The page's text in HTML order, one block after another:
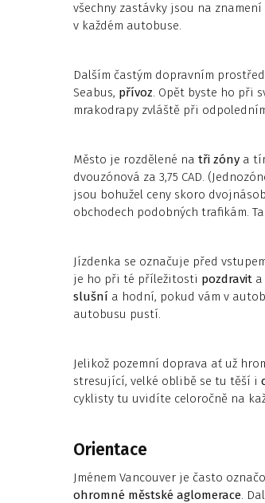
všechny zastávky jsou na
v každém autobuse.
Dalším častým dopravním
Seabus, přívoz. Opět byste ho při
mrakodrapy zvláště při
Město je rozdělené na tři zóny a
dvouzónová za 3,75 CAD.
jsou bohužel ceny skoro
obchodech podobných trafikám.
Jízdenka se označuje před
je ho při té příležitosti pozdravit
slušní a hodní, pokud vám v
autobusu pustí.
Jelikož pozemní doprava ať už
stresující, velké oblibě se tu těší i
cyklisty tu uvidíte celoročně na
Orientace
Jménem Vancouver je často
ohromné městské aglomerace.